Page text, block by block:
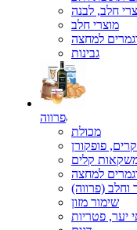
חלב, לבנה
מוצרי חלב
למחצה
גבינות
פרווה
מכולת
פופקורן
קלים
למחצה
וחלב (פרווה)
שימור מזון
יער, פטריות